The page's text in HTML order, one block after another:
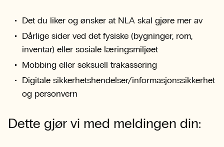
Det du liker og ønsker at NLA skal gjøre mer av
Dårlige sider ved det fysiske (bygninger, rom,
inventar) eller sosiale læringsmiljøet
Mobbing eller seksuell trakassering
Digitale sikkerhetshendelser/informasjonssikkerhet
og personvern
Dette gjør vi med meldingen din: